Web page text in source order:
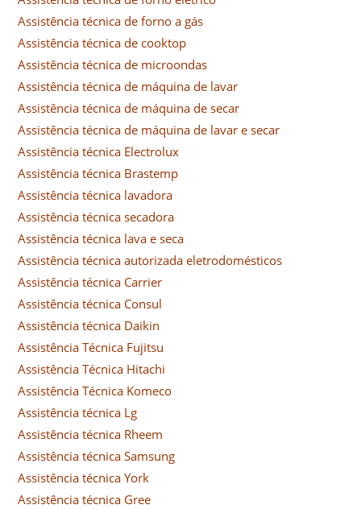
Assistência técnica de forno a gás
Assistência técnica de cooktop
Assistência técnica de microondas
Assistência técnica de máquina de lavar
Assistência técnica de máquina de secar
Assistência técnica de máquina de lavar e secar
Assistência técnica Electrolux
Assistência técnica Brastemp
Assistência técnica lavadora
Assistência técnica secadora
Assistência técnica lava e seca
Assistência técnica autorizada eletrodomésticos
Assistência técnica Carrier
Assistência técnica Consul
Assistência técnica Daikin
Assistência Técnica Fujitsu
Assistência Técnica Hitachi
Assistência Técnica Komeco
Assistência técnica Lg
Assistência técnica Rheem
Assistência técnica Samsung
Assistência técnica York
Assistência técnica Gree